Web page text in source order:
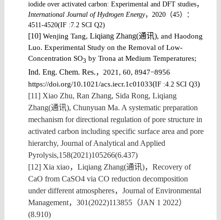
iodide over activated carbon: Experimental and DFT studies，
International Journal of Hydrogen Energy， 2020（45）：
4511-4520(IF :7.2 SCI Q2)
[10] Wenjing Tang, Liqiang Zhang(通讯), and Haodong
Luo. Experimental Study on the Removal of Low-
Concentration SO3 by Trona at Medium Temperatures;
Ind. Eng. Chem. Res.， 2021, 60, 8947−8956
https://doi.org/10.1021/acs.iecr.1c01033(IF :4.2 SCI Q3)
[11] Xiao Zhu, Ran Zhang, Sida Rong, Liqiang
Zhang(通讯), Chunyuan Ma. A systematic preparation
mechanism for directional regulation of pore structure in
activated carbon including specific surface area and pore
hierarchy, Journal of Analytical and Applied
Pyrolysis,158(2021)105266(6.437)
[12] Xia xiao， Liqiang Zhang(通讯)， Recovery of
CaO from CaSO4 via CO reduction decomposition
under different atmospheres， Journal of Environmental
Management， 301(2022)113855（JAN 1 2022）
(8.910)